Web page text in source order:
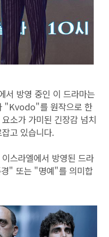
방영 중인 이 드라마는
"Kvodo"를 원작으로 한
소가 가미된 긴장감 넘치
고 있습니다.
스라엘에서 방영된 드라
" 또는 "명예"를 의미합